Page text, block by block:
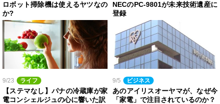
ロボット掃除機は使えるヤツなの
か?
NECのPC-9801が未来技術遺産に
登録
9/23 ライフ
【ステマなし】パナの冷蔵庫が家
電コンシェルジュの心に響いた訳
9/5 ビジネス
あのアイリスオーヤマが、なぜ今
「家電」で注目されているのか？